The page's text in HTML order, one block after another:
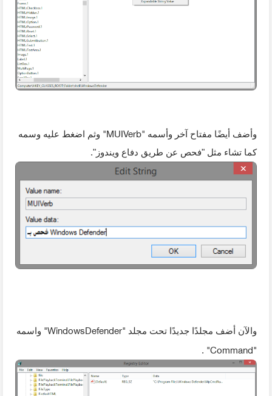
وأضف أيضًا مفتاح آخر وأسمه "MUIVerb" وثم اضغط عليه وسمه
كما تشاء مثل "فحص عن طريق دفاع ويندوز".
والآن أضف مجلدًا جديدًا تحت مجلد "WindowsDefender" واسمه
"Command"
.